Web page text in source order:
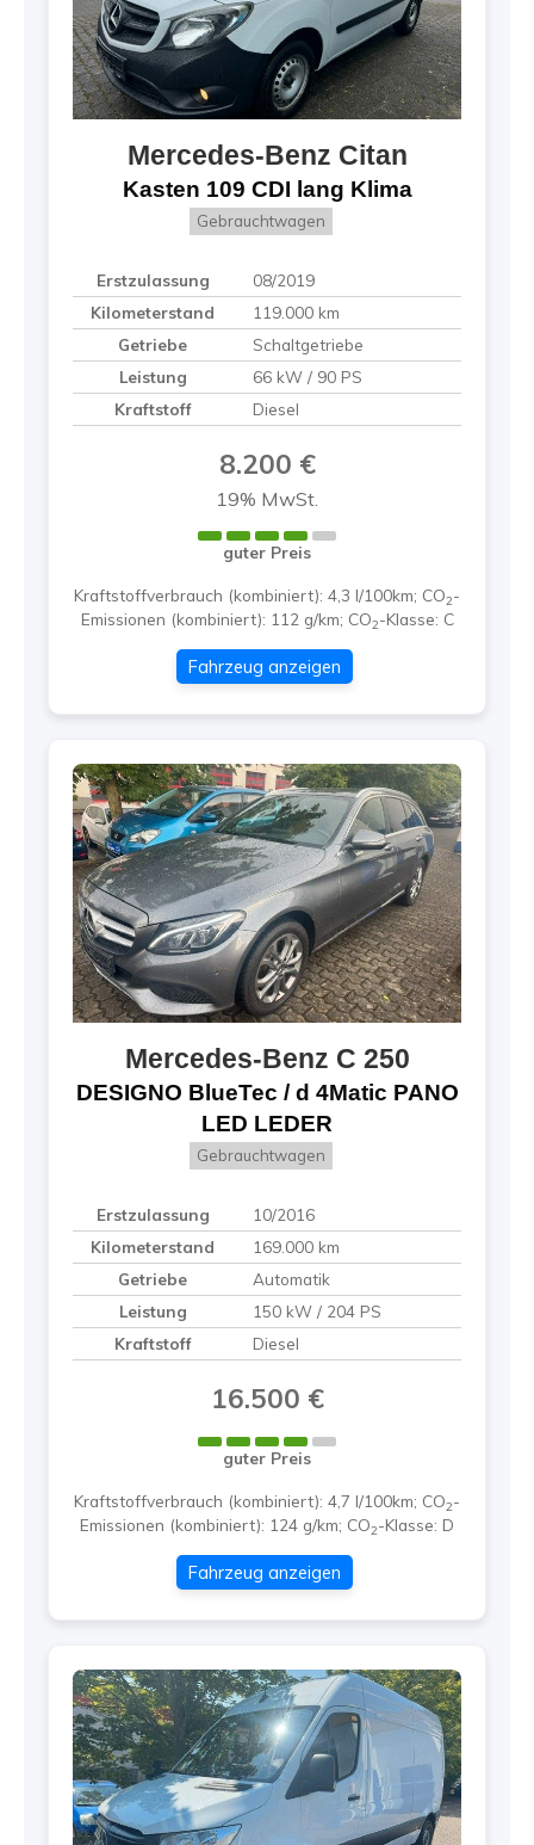
Mercedes-Benz Citan
Kasten 109 CDI lang Klima
Gebrauchtwagen
Erstzulassung
08/2019
Kilometerstand
119.000 km
Getriebe
Schaltgetriebe
Leistung
66 kW / 90 PS
Kraftstoff
Diesel
8.200 €
19% MwSt.
guter Preis
Kraftstoffverbrauch (kombiniert): 4,3 l/100km; CO2-
Emissionen (kombiniert): 112 g/km; CO2-Klasse: C
Fahrzeug anzeigen
Mercedes-Benz C 250
DESIGNO BlueTec / d 4Matic PANO
LED LEDER
Gebrauchtwagen
Erstzulassung
10/2016
Kilometerstand
169.000 km
Getriebe
Automatik
Leistung
150 kW / 204 PS
Kraftstoff
Diesel
16.500 €
guter Preis
Kraftstoffverbrauch (kombiniert): 4,7 l/100km; CO2-
Emissionen (kombiniert): 124 g/km; CO2-Klasse: D
Fahrzeug anzeigen